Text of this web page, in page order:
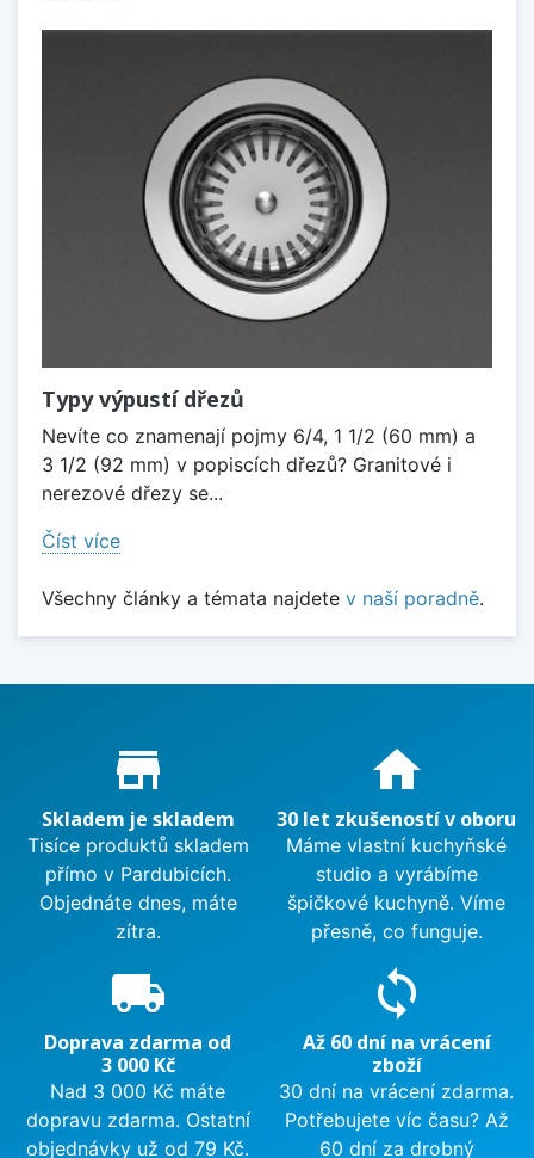
Typy výpustí dřezů
Nevíte co znamenají pojmy 6/4, 1 1/2 (60 mm) a
3 1/2 (92 mm) v popiscích dřezů? Granitové i
nerezové dřezy se...
Číst více
Všechny články a témata najdete v naší poradně.
Proč nakupovat u nás?
store_mall_directory
Skladem je skladem
Tisíce produktů skladem
přímo v Pardubicích.
Objednáte dnes, máte
zítra.
home
30 let zkušeností v oboru
Máme vlastní kuchyňské
studio a vyrábíme
špičkové kuchyně. Víme
přesně, co funguje.
local_shipping
Doprava zdarma od
3 000 Kč
Nad 3 000 Kč máte
dopravu zdarma. Ostatní
objednávky už od 79 Kč.
sync
Až 60 dní na vrácení
zboží
30 dní na vrácení zdarma.
Potřebujete víc času? Až
60 dní za drobný